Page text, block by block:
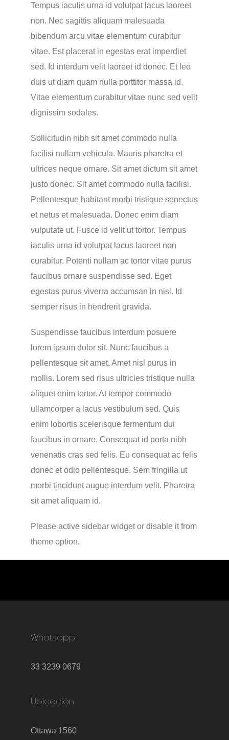
Tempus iaculis urna id volutpat lacus laoreet
non. Nec sagittis aliquam malesuada
bibendum arcu vitae elementum curabitur
vitae. Est placerat in egestas erat imperdiet
sed. Id interdum velit laoreet id donec. Et leo
duis ut diam quam nulla porttitor massa id.
Vitae elementum curabitur vitae nunc sed velit
dignissim sodales.
Sollicitudin nibh sit amet commodo nulla
facilisi nullam vehicula. Mauris pharetra et
ultrices neque ornare. Sit amet dictum sit amet
justo donec. Sit amet commodo nulla facilisi.
Pellentesque habitant morbi tristique senectus
et netus et malesuada. Donec enim diam
vulputate ut. Fusce id velit ut tortor. Tempus
iaculis urna id volutpat lacus laoreet non
curabitur. Potenti nullam ac tortor vitae purus
faucibus ornare suspendisse sed. Eget
egestas purus viverra accumsan in nisl. Id
semper risus in hendrerit gravida.
Suspendisse faucibus interdum posuere
lorem ipsum dolor sit. Nunc faucibus a
pellentesque sit amet. Amet nisl purus in
mollis. Lorem sed risus ultricies tristique nulla
aliquet enim tortor. At tempor commodo
ullamcorper a lacus vestibulum sed. Quis
enim lobortis scelerisque fermentum dui
faucibus in ornare. Consequat id porta nibh
venenatis cras sed felis. Eu consequat ac felis
donec et odio pellentesque. Sem fringilla ut
morbi tincidunt augue interdum velit. Pharetra
sit amet aliquam id.
Please active sidebar widget or disable it from
theme option.
Whatsapp
33 3239 0679
Ubicación
Ottawa 1560